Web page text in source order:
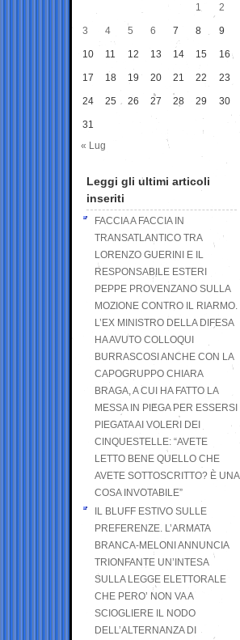
1
2
3 4 5 6 7 8 9
10 11 12 13 14 15 16
17 18 19 20 21 22 23
24 25 26 27 28 29 30
31
« Lug
Leggi gli ultimi articoli
inseriti
FACCIA A FACCIA IN
TRANSATLANTICO TRA
LORENZO GUERINI E IL
RESPONSABILE ESTERI
PEPPE PROVENZANO SULLA
MOZIONE CONTRO IL RIARMO.
L’EX MINISTRO DELLA DIFESA
HA AVUTO COLLOQUI
BURRASCOSI ANCHE CON LA
CAPOGRUPPO CHIARA
BRAGA, A CUI HA FATTO LA
MESSA IN PIEGA PER ESSERSI
PIEGATA AI VOLERI DEI
CINQUESTELLE: “AVETE
LETTO BENE QUELLO CHE
AVETE SOTTOSCRITTO? È UNA
COSA INVOTABILE”
IL BLUFF ESTIVO SULLE
PREFERENZE. L’ARMATA
BRANCA-MELONI ANNUNCIA
TRIONFANTE UN’INTESA
SULLA LEGGE ELETTORALE
CHE PERO’ NON VA A
SCIOGLIERE IL NODO
DELL’ALTERNANZA DI